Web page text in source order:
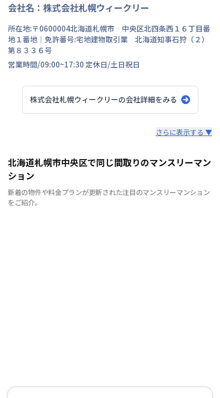
会社名： 株式会社札幌ウィークリー
所在地:〒0600004北海道札幌市 中央区北四条西 １６丁目番
地１番地 ｜免許番号:宅地建物取引業 北海道知事石狩（２）
第８３３６号
営業時間/09:00~17:30 定休日/土日祝日
株式会社札幌ウィークリーの会社詳細をみる
月払いご希望の際はお知らせください。 電子契約可能で
す。詳しくはお気軽にお問合せください。
さらに表示する ▼
北海道札幌市中央区で同じ間取りのマンスリーマン
ション
新着の物件や料金プランが更新された注目のマンスリーマンション
をご紹介。